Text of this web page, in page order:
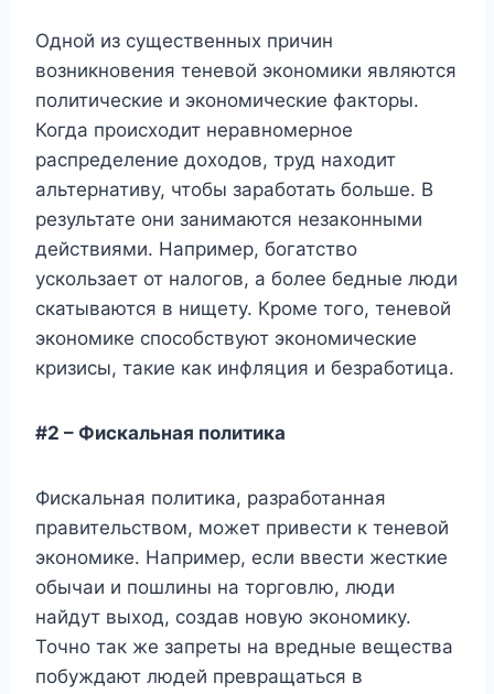
Одной из существенных причин
возникновения теневой экономики являются
политические и экономические факторы.
Когда происходит неравномерное
распределение доходов, труд находит
альтернативу, чтобы заработать больше. В
результате они занимаются незаконными
действиями. Например, богатство
ускользает от налогов, а более бедные люди
скатываются в нищету. Кроме того, теневой
экономике способствуют экономические
кризисы, такие как инфляция и безработица.
#2 – Фискальная политика
Фискальная политика, разработанная
правительством, может привести к теневой
экономике. Например, если ввести жесткие
обычаи и пошлины на торговлю, люди
найдут выход, создав новую экономику.
Точно так же запреты на вредные вещества
побуждают людей превращаться в